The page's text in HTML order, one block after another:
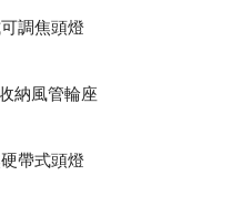
調焦頭燈
納風管輪座
帶式頭燈